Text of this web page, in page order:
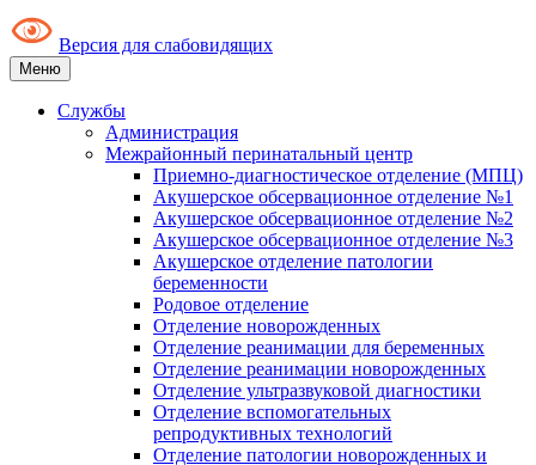
Версия для слабовидящих
Меню
Службы
Администрация
Межрайонный перинатальный центр
Приемно-диагностическое отделение (МПЦ)
Акушерское обсервационное отделение №1
Акушерское обсервационное отделение №2
Акушерское обсервационное отделение №3
Акушерское отделение патологии
беременности
Родовое отделение
Отделение новорожденных
Отделение реанимации для беременных
Отделение реанимации новорожденных
Отделение ультразвуковой диагностики
Отделение вспомогательных
репродуктивных технологий
Отделение патологии новорожденных и